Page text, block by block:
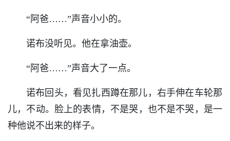
“阿爸……”声音小小的。
诺布没听见。他在拿油壶。
“阿爸……”声音大了一点。
诺布回头，看见扎西蹲在那儿，右手伸在车轮那
儿，不动。脸上的表情，不是哭，也不是不哭，是一
种他说不出来的样子。